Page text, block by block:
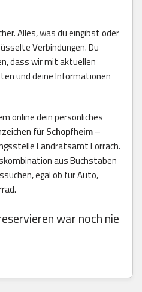
Alles, was du eingibst oder
Verbindungen. Du
dass wir mit aktuellen
und deine Informationen
online dein persönliches
fürSchopfheim–
Landratsamt Lörrach.
aus Buchstaben
egal ob für Auto,
war noch nie